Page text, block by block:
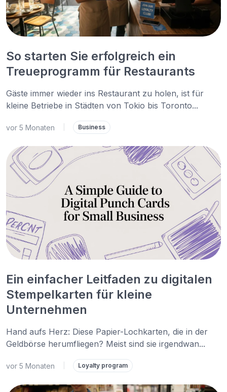
So starten Sie erfolgreich ein
Treueprogramm für Restaurants
Gäste immer wieder ins Restaurant zu holen, ist für
kleine Betriebe in Städten von Tokio bis Toronto...
vor 5 Monaten Business
Ein einfacher Leitfaden zu digitalen
Stempelkarten für kleine
Unternehmen
Hand aufs Herz: Diese Papier-Lochkarten, die in der
Geldbörse herumfliegen? Meist sind sie irgendwan...
vor 5 Monaten Loyalty program